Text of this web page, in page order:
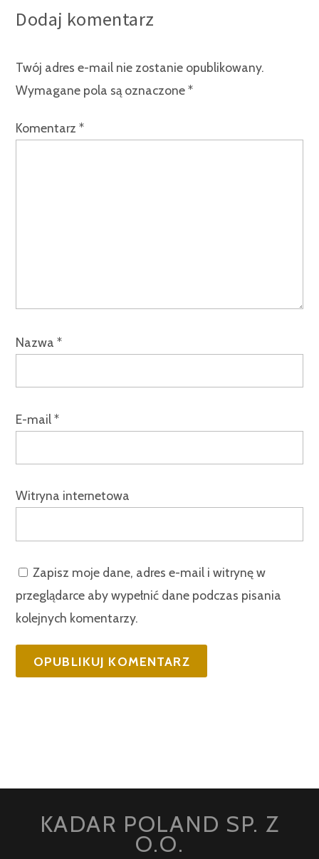
Dodaj komentarz
Twój adres e-mail nie zostanie opublikowany.
Wymagane pola są oznaczone*
Komentarz*
Nazwa*
E-mail*
Witryna internetowa
Zapisz moje dane, adres e-mail i witrynę w
przeglądarce aby wypełnić dane podczas pisania
kolejnych komentarzy.
KADAR POLAND SP. Z
O.O.